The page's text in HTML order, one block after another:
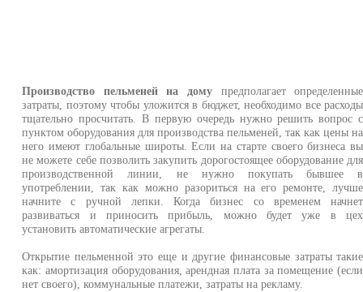
Производство пельменей на дому предполагает определенные
затраты, поэтому чтобы уложится в бюджет, необходимо все расходы
тщательно просчитать. В первую очередь нужно решить вопрос с
пунктом оборудования для производства пельменей, так как цены на
него имеют глобальные широты. Если на старте своего бизнеса вы
не можете себе позволить закупить дорогостоящее оборудование для
производственной линии, не нужно покупать бывшее в
употреблении, так как можно разориться на его ремонте, лучше
начните с ручной лепки. Когда бизнес со временем начнет
развиваться и приносить прибыль, можно будет уже в цех
установить автоматические агрегаты.
Открытие пельменной это еще и другие финансовые затраты такие
как: амортизация оборудования, арендная плата за помещение (если
нет своего), коммунальные платежи, затраты на рекламу.